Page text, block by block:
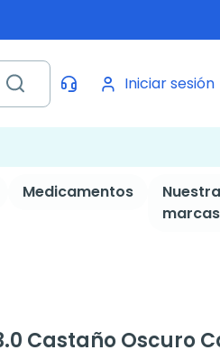
Iniciar sesión
Medicamentos
marcas
Castaño Oscuro